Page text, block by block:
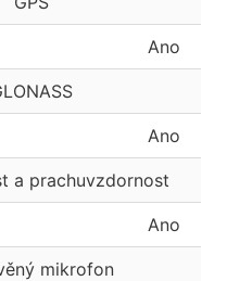
Ano
Ano
a prachuvzdornost
Ano
mikrofon